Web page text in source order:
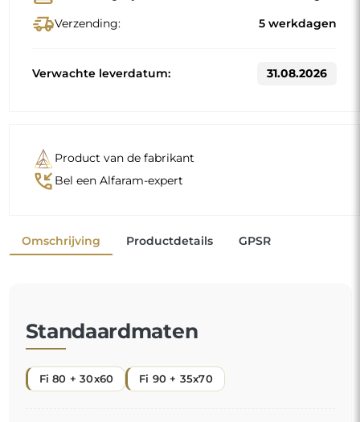
delivery_truck_speedVerzending: 5 werkdagen
Verwachte leverdatum: 31.08.2026
Product van de fabrikant
phone_callback Bel een Alfaram-expert
Omschrijving Productdetails GPSR
Standaardmaten
Fi 80 + 30x60 Fi 90 + 35x70